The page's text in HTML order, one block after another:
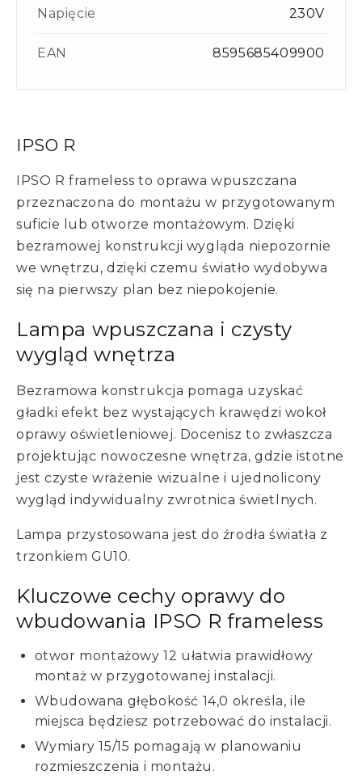
IPSO R
IPSO R frameless to oprawa wpuszczana
przeznaczona do montażu w przygotowanym
suficie lub otworze montażowym. Dzięki
bezramowej konstrukcji wygląda niepozornie
we wnętrzu, dzięki czemu światło wydobywa
się na pierwszy plan bez niepokojenie.
Lampa wpuszczana i czysty
wygląd wnętrza
Bezramowa konstrukcja pomaga uzyskać
gładki efekt bez wystających krawędzi wokoł
oprawy oświetleniowej. Docenisz to zwłaszcza
projektując nowoczesne wnętrza, gdzie istotne
jest czyste wrażenie wizualne i ujednolicony
wygląd indywidualny zwrotnica świetlnych.
Lampa przystosowana jest do źrodła światła z
trzonkiem GU10.
Kluczowe cechy oprawy do
wbudowania IPSO R frameless
otwor montażowy 12 ułatwia prawidłowy
montaż w przygotowanej instalacji.
Wbudowana głębokość 14,0 określa, ile
miejsca będziesz potrzebować do instalacji.
Wymiary 15/15 pomagają w planowaniu
rozmieszczenia i montażu.
Napięcie 230V
EAN 8595685409900